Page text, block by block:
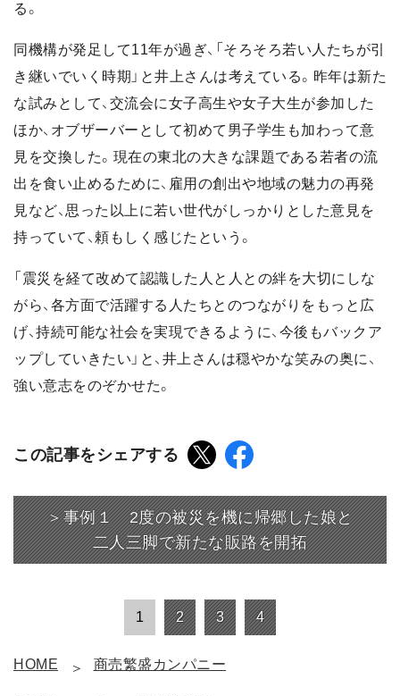
る。
同機構が発足して11年が過ぎ、「そろそろ若い人たちが引
き継いでいく時期」と井上さんは考えている。昨年は新た
な試みとして、交流会に女子高生や女子大生が参加した
ほか、オブザーバーとして初めて男子学生も加わって意
見を交換した。現在の東北の大きな課題である若者の流
出を食い止めるために、雇用の創出や地域の魅力の再発
見など、思った以上に若い世代がしっかりとした意見を
持っていて、頼もしく感じたという。
「震災を経て改めて認識した人と人との絆を大切にしな
がら、各方面で活躍する人たちとのつながりをもっと広
げ、持続可能な社会を実現できるように、今後もバックア
ップしていきたい」と、井上さんは穏やかな笑みの奥に、
強い意志をのぞかせた。
この記事をシェアする
＞事例１ 2度の被災を機に帰郷した娘と
二人三脚で新たな販路を開拓
1 2 3 4
HOME 商売繁盛カンパニー